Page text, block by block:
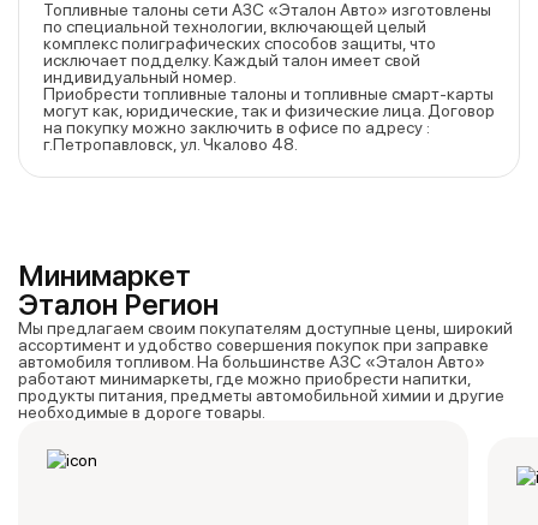
Топливные талоны сети АЗС «Эталон Авто» изготовлены
по специальной технологии, включающей целый
комплекс полиграфических способов защиты, что
исключает подделку. Каждый талон имеет свой
индивидуальный номер.
Приобрести топливные талоны и топливные смарт-карты
могут как, юридические, так и физические лица. Договор
на покупку можно заключить в офисе по адресу :
г.Петропавловск, ул. Чкалово 48.
Минимаркет
Эталон Регион
Мы предлагаем своим покупателям доступные цены, широкий
ассортимент и удобство совершения покупок при заправке
автомобиля топливом. На большинстве АЗС «Эталон Авто»
работают минимаркеты, где можно приобрести напитки,
продукты питания, предметы автомобильной химии и другие
необходимые в дороге товары.